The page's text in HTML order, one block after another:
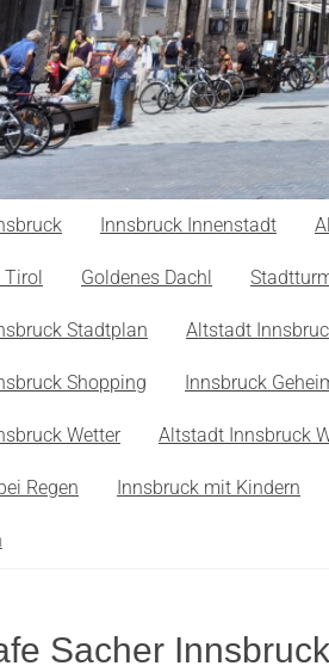
Innsbruck Innenstadt
Tirol Goldenes Dachl
Stadtplan Altstadt
Shopping Innsbruck
Wetter Altstadt Innsbruck
Regen Innsbruck mit Kindern
Sacher Innsbruck